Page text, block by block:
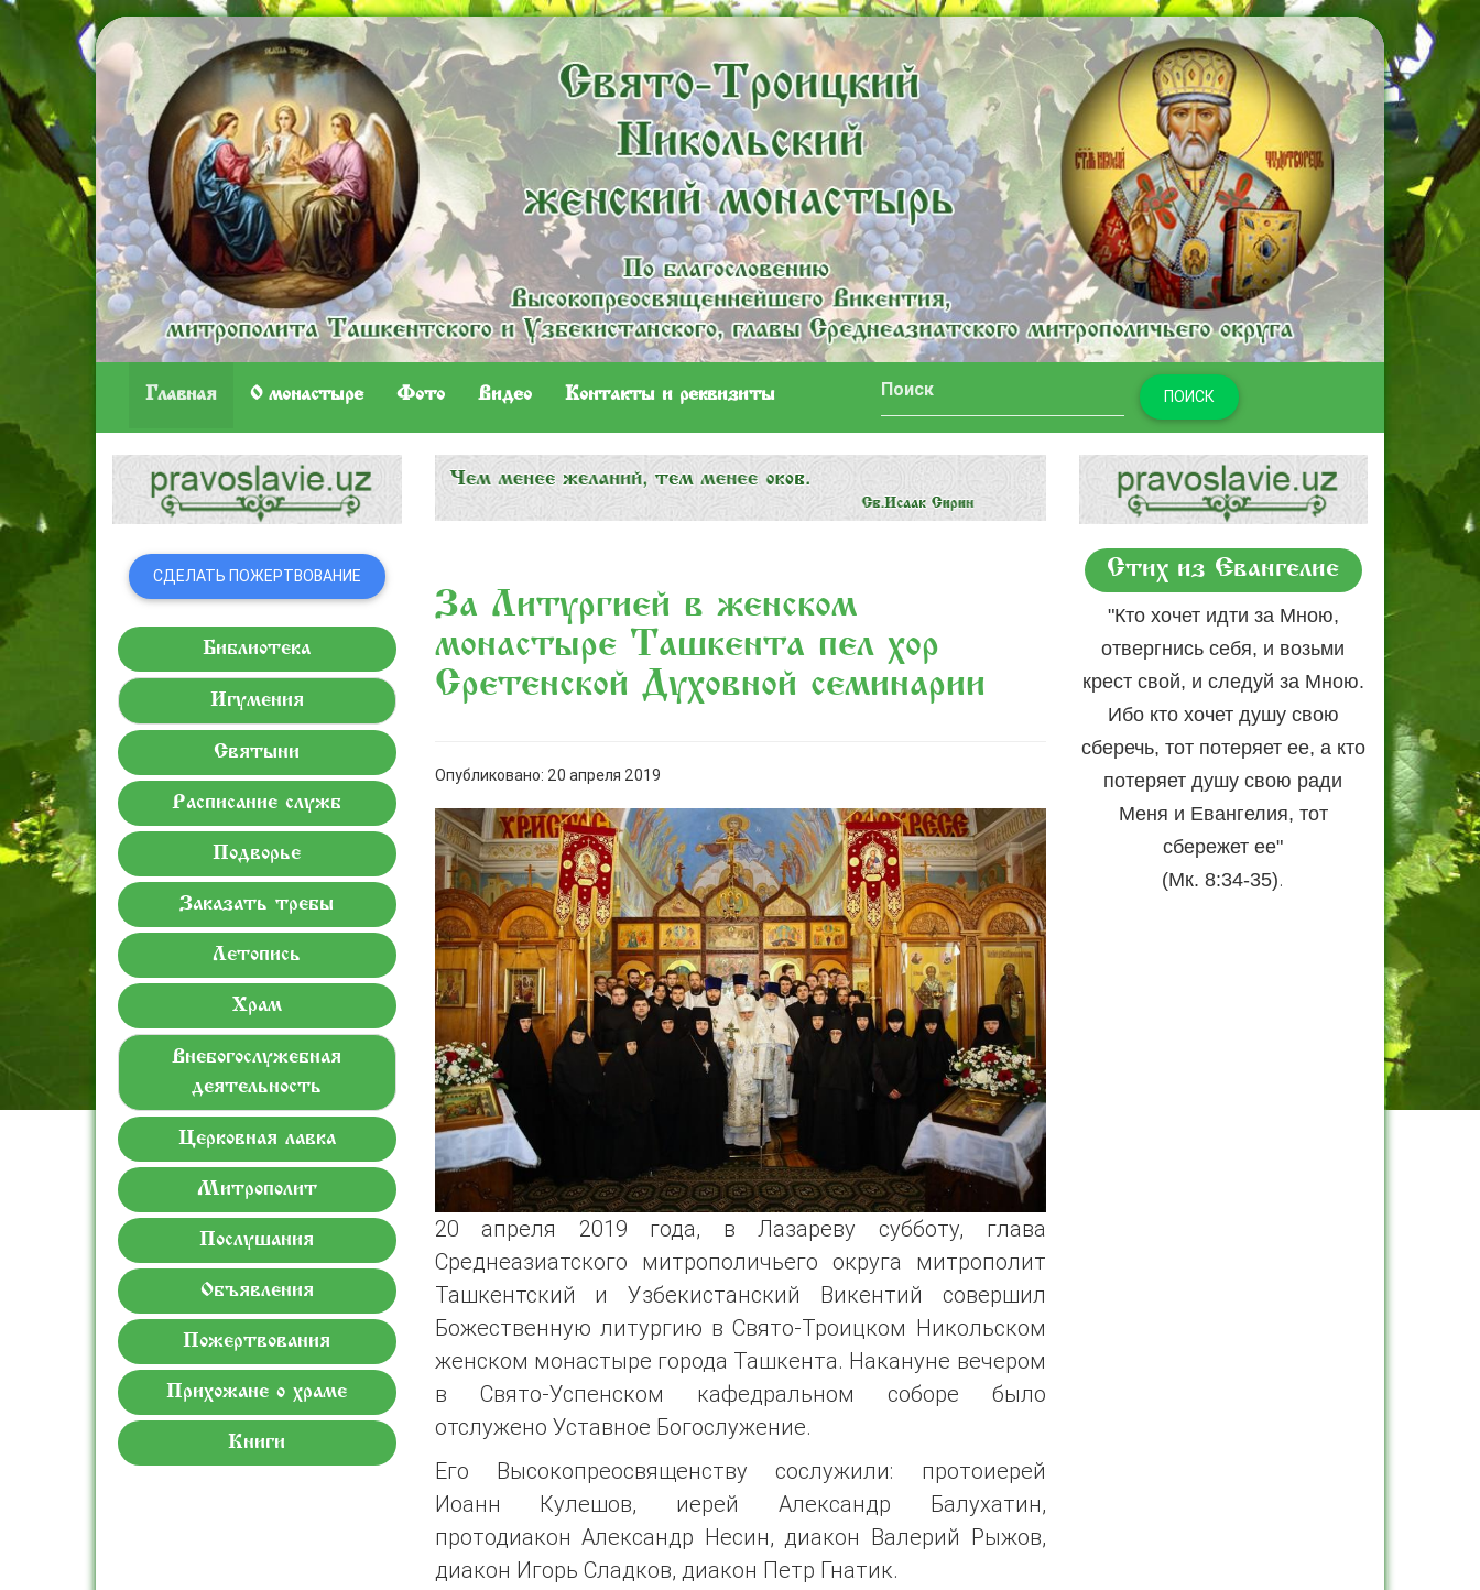
Главная O монастыре Фото Видео Контакты и реквизиты ПОИСК
СДЕЛАТЬ ПОЖЕРТВОВАНИЕ
Библиотека
Игумения
Святыни
Расписание служб
Подворье
Заказать требы
Летопись
Храм
Внебогослужебная
деятельность
Церковная лавка
Митрополит
Послушания
Объявления
Пожертвования
Прихожане о храме
Книги
За Литургией в женском
монастыре Ташкента пел хор
Сретенской Духовной семинарии
Опубликовано: 20 апреля 2019
20 апреля 2019 года, в Лазареву субботу, глава
Среднеазиатского митрополичьего округа митрополит
Ташкентский и Узбекистанский Викентий совершил
Божественную литургию в Свято-Троицком Никольском
женском монастыре города Ташкента. Накануне вечером
в Свято-Успенском кафедральном соборе было
отслужено Уставное Богослужение.
Его Высокопреосвященству сослужили: протоиерей
Иоанн Кулешов, иерей Александр Балухатин,
протодиакон Александр Несин, диакон Валерий Рыжов,
диакон Игорь Сладков, диакон Петр Гнатик.
Стих из Евангелие
"Кто хочет идти за Мною,
отвергнись себя, и возьми
крест свой, и следуй за Мною.
Ибо кто хочет душу свою
сберечь, тот потеряет ее, а кто
потеряет душу свою ради
Меня и Евангелия, тот
сбережет ее"
(Мк. 8:34-35).